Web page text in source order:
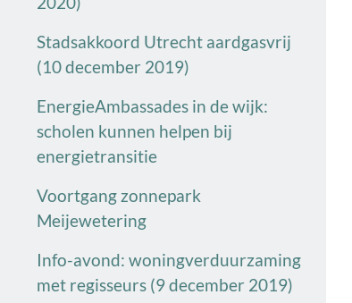
Stadsakkoord Utrecht aardgasvrij
(10 december 2019)
EnergieAmbassades in de wijk:
scholen kunnen helpen bij
energietransitie
Voortgang zonnepark
Meijewetering
Info-avond: woningverduurzaming
met regisseurs (9 december 2019)